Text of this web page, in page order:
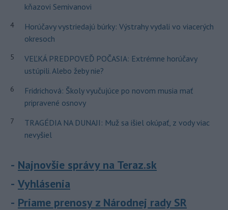
kňazovi Semivanovi
4
Horúčavy vystriedajú búrky: Výstrahy vydali vo viacerých
okresoch
5
VEĽKÁ PREDPOVEĎ POČASIA: Extrémne horúčavy
ustúpili. Alebo žeby nie?
6
Fridrichová: Školy vyučujúce po novom musia mať
pripravené osnovy
7
TRAGÉDIA NA DUNAJI: Muž sa išiel okúpať, z vody viac
nevyšiel
Najnovšie správy na Teraz.sk
Vyhlásenia
Priame prenosy z Národnej rady SR